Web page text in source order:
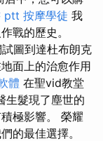
ptt 按摩學徒 我
戰的歷史。
圖到達杜布朗克
面上的治愈作用
體 在聖vid教堂
生髮現了塵世的
極影響。 榮耀
的最佳選擇。